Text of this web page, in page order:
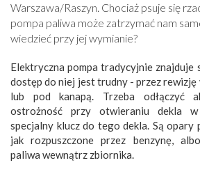
Warszawa/Raszyn. Chociaż psuje się
pompa paliwa może zatrzymać nam
wiedzieć przy jej wymianie?
Elektryczna pompa tradycyjnie znajduje
dostęp do niej jest trudny - przez rewizję
lub pod kanapą. Trzeba odłączyć
ostrożność przy otwieraniu dekla w
specjalny klucz do tego dekla. Są opary
jak rozpuszczone przez benzynę,
paliwa wewnątrz zbiornika.